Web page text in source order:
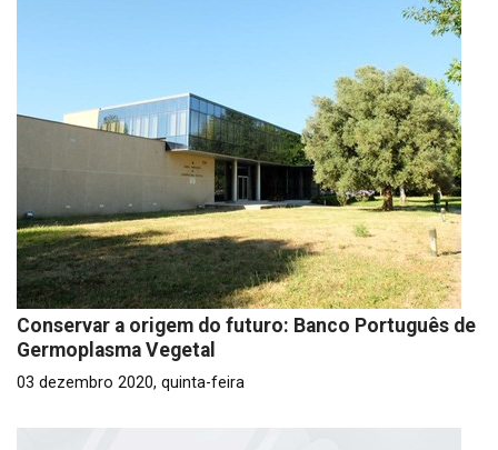
Conservar a origem do futuro: Banco Português de
Germoplasma Vegetal
03 dezembro 2020, quinta-feira